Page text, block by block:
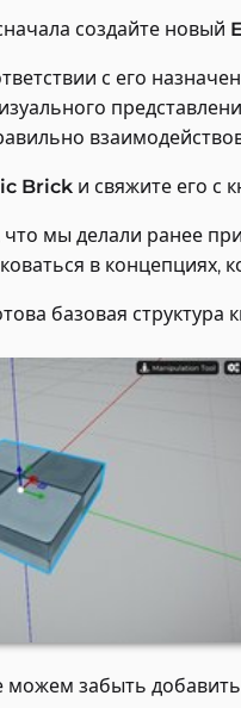
создайте новый
с его
Brick и свяжите его с
мы делали ранее
в концепциях,
базовая
забыть добавить